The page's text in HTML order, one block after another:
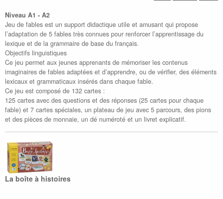
Niveau A1 - A2
Jeu de fables est un support didactique utile et amusant qui propose
l’adaptation de 5 fables très connues pour renforcer l’apprentissage du
lexique et de la grammaire de base du français.
Objectifs linguistiques
Ce jeu permet aux jeunes apprenants de mémoriser les contenus
imaginaires de fables adaptées et d’apprendre, ou de vérifier, des éléments
lexicaux et grammaticaux insérés dans chaque fable.
Ce jeu est composé de 132 cartes :
125 cartes avec des questions et des réponses (25 cartes pour chaque
fable) et 7 cartes spéciales, un plateau de jeu avec 5 parcours, des pions
et des pièces de monnaie, un dé numéroté et un livret explicatif.
La boîte à histoires